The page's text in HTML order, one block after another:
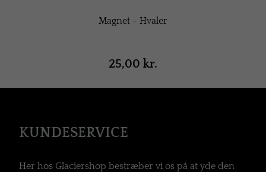
Magnet - Hvaler
25,00 kr.
KUNDESERVICE
Her hos Glaciershop bestræber vi os på at yde den